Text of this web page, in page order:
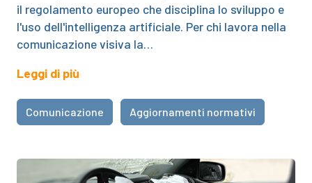
il regolamento europeo che disciplina lo sviluppo e
l'uso dell'intelligenza artificiale. Per chi lavora nella
comunicazione visiva la…
Leggi di più
Comunicazione Aggiornamenti normativi